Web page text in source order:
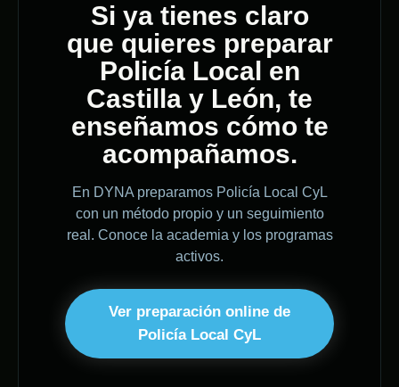
Si ya tienes claro
que quieres preparar
Policía Local en
Castilla y León, te
enseñamos cómo te
acompañamos.
En DYNA preparamos Policía Local CyL
con un método propio y un seguimiento
real. Conoce la academia y los programas
activos.
Ver preparación online de
Policía Local CyL